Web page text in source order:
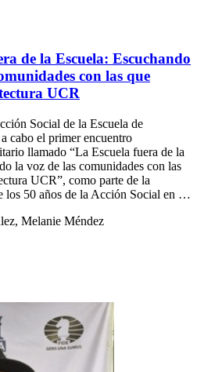
de la Escuela: Escuchando
con las que
UCR
Social de la Escuela de
cabo el primer encuentro
llamado “La Escuela fuera de la
la voz de las comunidades con las
UCR”, como parte de la
los 50 años de la Acción Social en …
Melanie Méndez